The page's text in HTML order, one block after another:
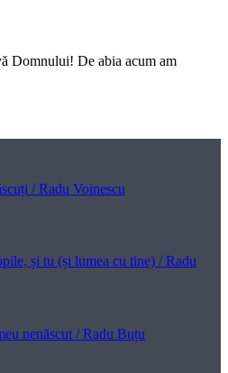
Domnului! De abia acum am
/ Radu Voinescu
și tu (și lumea cu tine) / Radu
nenăscut / Radu Buțu